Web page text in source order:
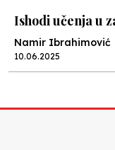
Ishodi učenja u
Namir Ibrahimović
10.06.2025